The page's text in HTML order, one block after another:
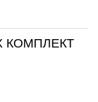
КОМПЛЕКТ